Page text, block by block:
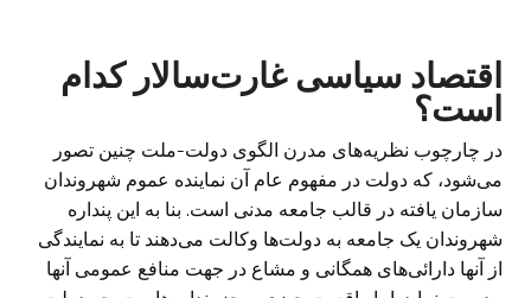
اقتصاد سیاسی غارت‌سالار کدام
است؟
در چارچوب نظریه‌های مدرن الگوی دولت-ملت چنین تصور
می‌شود، که دولت در مفهوم عام آن نماینده عموم شهروندان
سازمان یافته در قالب جامعه مدنی است. بنا به این پنداره
شهروندان یک جامعه به دولت‌ها وکالت می‌دهند تا به نمایندگی
از آنها دارائی‌های همگانی و مشاع در جهت منافع عمومی آنها